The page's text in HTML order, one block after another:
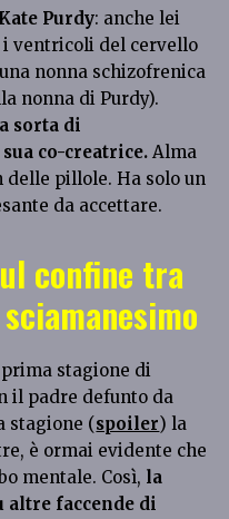
Purdy: anche lei
i ventricoli del cervello
nonna schizofrenica
nonna di Purdy).
sorta di
co-creatrice.Alma
delle pillole. Ha solo un
da accettare.
confine tra
prima stagione di
il padre defunto da
stagione (spoiler) la
è ormai evidente che
mentale. Così, la
altre faccende di